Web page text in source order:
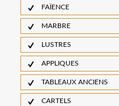
FAÏENCE
MARBRE
LUSTRES
APPLIQUES
TABLEAUX ANCIENS
CARTELS